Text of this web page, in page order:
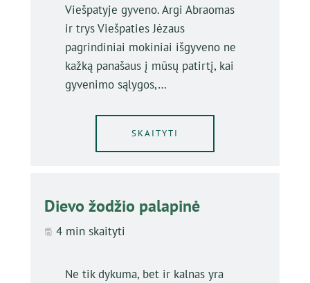
Viešpatyje gyveno. Argi Abraomas
ir trys Viešpaties Jėzaus
pagrindiniai mokiniai išgyveno ne
kažką panašaus į mūsų patirtį, kai
gyvenimo sąlygos,…
SKAITYTI
Dievo žodžio palapinė
4 min skaityti
Ne tik dykuma, bet ir kalnas yra